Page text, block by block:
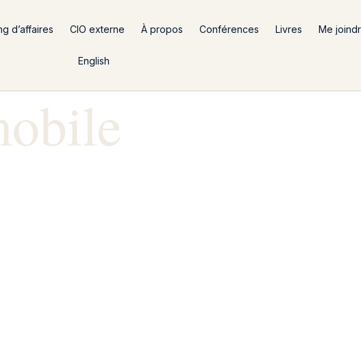
d’affaires CIO externe À propos Conférences Livres Me
English